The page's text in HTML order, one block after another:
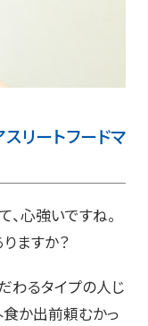
リートフードマ
心強いですね。
ますか？
わるタイプの人じ
食か出前頼むかっ